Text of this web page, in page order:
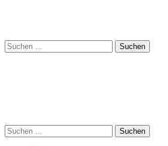
Suchen
nach:
Suchen
nach: